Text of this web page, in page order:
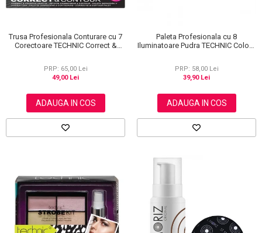
Trusa Profesionala Conturare cu 7
Corectoare TECHNIC Correct &
PRP: 65,00 Lei
49,00 Lei
ADAUGA IN COS
Paleta Profesionala cu 8
Iluminatoare Pudra TECHNIC Colour
PRP: 58,00 Lei
39,90 Lei
ADAUGA IN COS